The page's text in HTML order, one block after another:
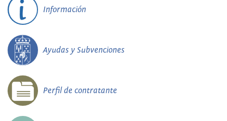
Información
Ayudas y Subvenciones
Perfil de contratante